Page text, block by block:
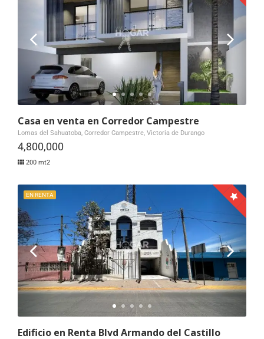
Casa en venta en Corredor Campestre
Lomas del Sahuatoba, Corredor Campestre, Victoria de Durango
4,800,000
200 mt2
EN RENTA
Edificio en Renta Blvd Armando del Castillo